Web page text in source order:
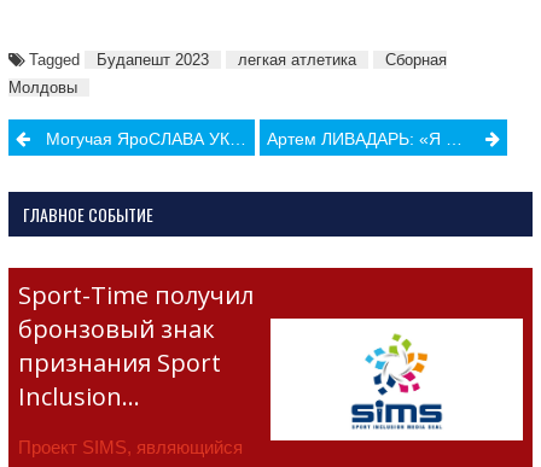
Tagged Будапешт 2023 легкая атлетика
Сборная
Молдовы
PostМогучая ЯроСЛАВА УКРАИНЕ Артем ЛИВАДАРЬ: «Я уже стал своего рода послом муай-тай в Молдове»
ГЛАВНОЕ СОБЫТИЕ
Sport-Time получил
бронзовый знак
признания Sport
Inclusion…
Проект SIMS, являющийся